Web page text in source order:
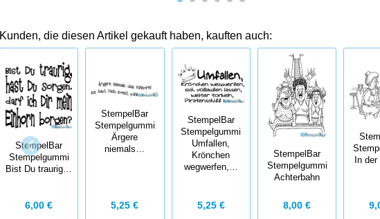
Kunden, die diesen Artikel gekauft haben, kauften auch:
StempelBar
Stempelgummi
Bist Du traurig…
6,00 €
StempelBar
Stempelgummi
Ärgere
niemals…
5,25 €
StempelBar
Stempelgummi
Umfallen,
Krönchen
wegwerfen,…
5,25 €
StempelBar
Stempelgummi
Achterbahn
8,00 €
In